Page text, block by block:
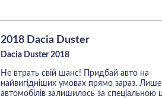
2018 Dacia Duster
Dacia Duster 2018
Не втрать свій шанс! Придбай авто на
найвигідніших умовах прямо зараз. Лише
автомобілів залишилось за спеціальною